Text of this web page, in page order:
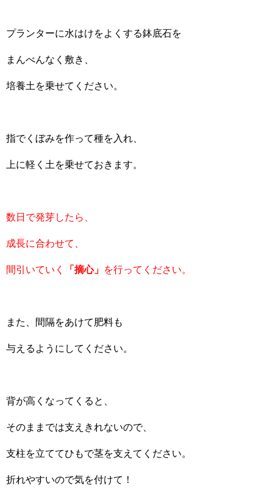
プランターに水はけをよくする鉢底石を
まんべんなく敷き、
培養土を乗せてください。
指でくぼみを作って種を入れ、
上に軽く土を乗せておきます。
数日で発芽したら、
成長に合わせて、
間引いていく 「摘心」 を行ってください。
また、間隔をあけて肥料も
与えるようにしてください。
背が高くなってくると、
そのままでは支えきれないので、
支柱を立ててひもで茎を支えてください。
折れやすいので気を付けて！